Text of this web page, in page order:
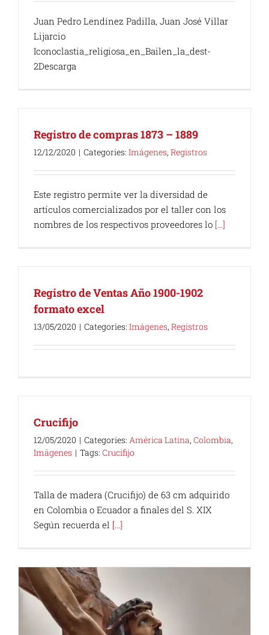
Juan Pedro Lendínez Padilla, Juan José Villar
Lijarcio
Iconoclastia_religiosa_en_Bailen_la_dest-
2Descarga
Registro de compras 1873 – 1889
12/12/2020 | Categories: Imágenes, Registros
Este registro permite ver la diversidad de
artículos comercializados por el taller con los
nombres de los respectivos proveedores lo [...]
Registro de Ventas Año 1900-1902
formato excel
13/05/2020 | Categories: Imágenes, Registros
Crucifijo
12/05/2020 | Categories: América Latina, Colombia,
Imágenes | Tags: Crucifijo
Talla de madera (Crucifijo) de 63 cm adquirido
en Colombia o Ecuador a finales del S. XIX
Según recuerda el [...]